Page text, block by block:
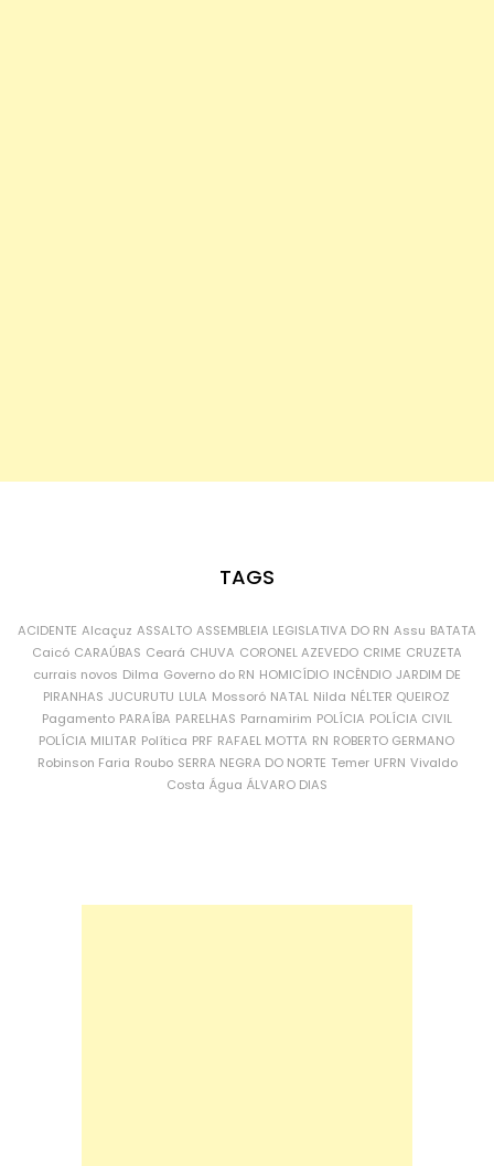
TAGS
ACIDENTE Alcaçuz ASSALTO ASSEMBLEIA LEGISLATIVA DO RN Assu BATATA
Caicó CARAÚBAS Ceará CHUVA CORONEL AZEVEDO CRIME CRUZETA
currais novos Dilma Governo do RN HOMICÍDIO INCÊNDIO JARDIM DE
PIRANHAS JUCURUTU LULA Mossoró NATAL Nilda NÉLTER QUEIROZ
Pagamento PARAÍBA PARELHAS Parnamirim POLÍCIA POLÍCIA CIVIL
POLÍCIA MILITAR Política PRF RAFAEL MOTTA RN ROBERTO GERMANO
Robinson Faria Roubo SERRA NEGRA DO NORTE Temer UFRN Vivaldo
Costa Água ÁLVARO DIAS